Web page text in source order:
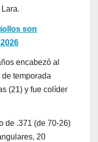
son
encabezó al
temporada
(21) y fue colíder
de .371 (de 70-26)
20